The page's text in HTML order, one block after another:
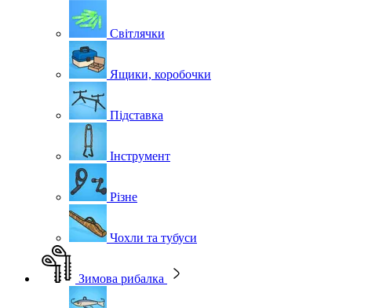
Світлячки
Ящики, коробочки
Підставка
Інструмент
Різне
Чохли та тубуси
Зимова рибалка